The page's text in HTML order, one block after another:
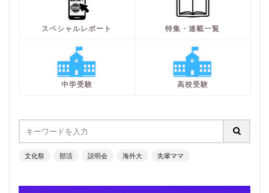
スペシャルレポート 特集・連載一覧
中学受験 高校受験
文化祭 部活 説明会 海外大 先輩ママ